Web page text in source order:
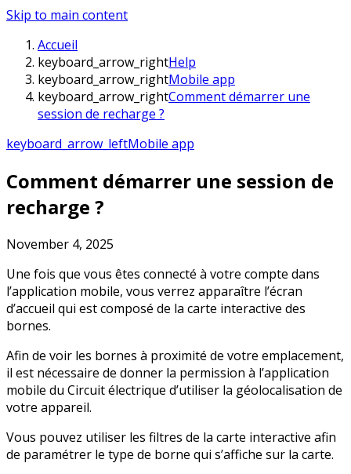
Skip to main content
Accueil
keyboard_arrow_rightHelp
keyboard_arrow_rightMobile app
keyboard_arrow_rightComment démarrer une
session de recharge ?
keyboard_arrow_leftMobile app
Comment démarrer une session de
recharge ?
November 4, 2025
Une fois que vous êtes connecté à votre compte dans
l’application mobile, vous verrez apparaître l’écran
d’accueil qui est composé de la carte interactive des
bornes.
Afin de voir les bornes à proximité de votre emplacement,
il est nécessaire de donner la permission à l’application
mobile du Circuit électrique d’utiliser la géolocalisation de
votre appareil.
Vous pouvez utiliser les filtres de la carte interactive afin
de paramétrer le type de borne qui s’affiche sur la carte.